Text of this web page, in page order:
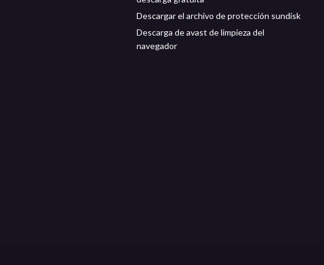
Descargar el archivo de protección sundisk
Descarga de avast de limpieza del
navegador